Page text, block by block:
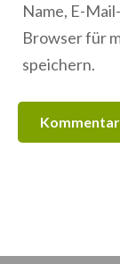
Name, E-
Browser für
speichern.